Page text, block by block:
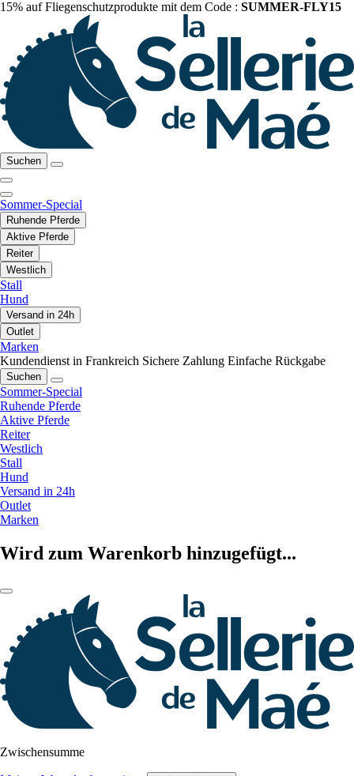
15% auf Fliegenschutzprodukte mit dem Code : SUMMER-FLY15
Suchen
Sommer-Special
Ruhende Pferde
Aktive Pferde
Reiter
Westlich
Stall
Hund
Versand in 24h
Outlet
Marken
Kundendienst in Frankreich Sichere Zahlung Einfache Rückgabe
Suchen
Sommer-Special
Ruhende Pferde
Aktive Pferde
Reiter
Westlich
Stall
Hund
Versand in 24h
Outlet
Marken
Wird zum Warenkorb hinzugefügt...
Zwischensumme